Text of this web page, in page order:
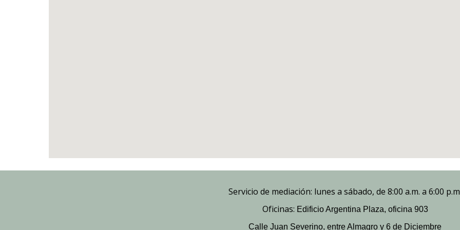
Servicio de mediación: lunes a sábado, de 8:00 a.m. a 6:00
Oficinas: Edificio Argentina Plaza, oficina 903
Calle Juan Severino, entre Almagro y 6 de Diciembre